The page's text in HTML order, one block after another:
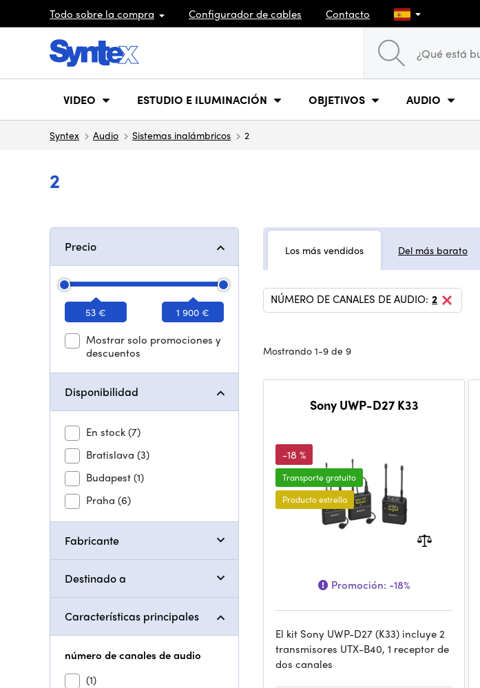
Todo sobre la compra Configurador de cables Contacto
VIDEO ESTUDIO E ILUMINACIÓN OBJETIVOS AUDIO
Syntex Audio Sistemas inalámbricos 2
2
Precio
53 € 1 900 €
Mostrar solo promociones y
descuentos
Disponibilidad
En stock(7)
Bratislava (3)
Budapest(1)
Praha (6)
Fabricante
Destinado a
Características principales
número de canales de audio
(1)
Los más vendidos Del más barato
NÚMERO DE CANALES DE AUDIO: 2
Mostrando 1-9 de 9
Sony UWP-D27 K33
-18 %
Transporte gratuito
Producto estrella
Promoción: -18%
El kit Sony UWP-D27 (K33) incluye 2
transmisores UTX-B40, 1 receptor de
dos canales